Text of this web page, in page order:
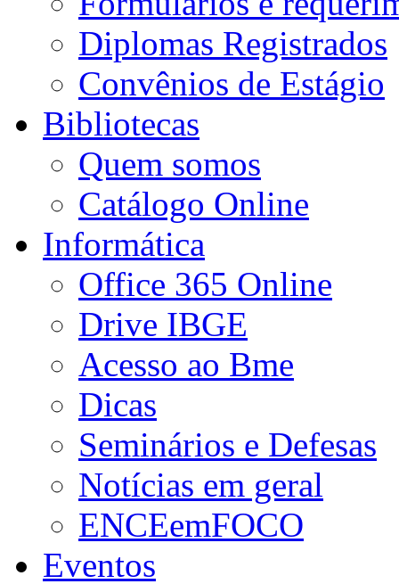
Diplomas Registrados
Convênios de Estágio
Bibliotecas
Quem somos
Catálogo Online
Informática
Office 365 Online
Drive IBGE
Acesso ao Bme
Dicas
Seminários e Defesas
Notícias em geral
ENCEemFOCO
Eventos